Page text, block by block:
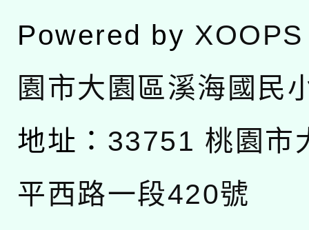
Powered by XOOPS
園市大園區溪海國民
地址： 33751 桃園市
平西路一段420號